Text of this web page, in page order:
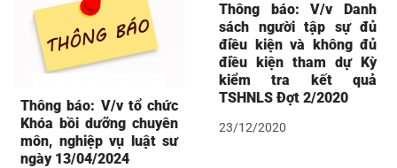
Thông báo: V/v tổ chức
Khóa bồi dưỡng chuyên
môn, nghiệp vụ luật sư
ngày 13/04/2024
Thông báo: V/v Danh
sách người tập sự đủ
điều kiện và không đủ
điều kiện tham dự Kỳ
kiểm tra kết quả
TSHNLS Đợt 2/2020
23/12/2020